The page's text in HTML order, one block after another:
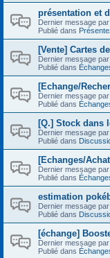
présentation et
Dernier message par
Publié dans
[Vente] Cartes
Dernier message par
Publié dans
[Echange/
Dernier message par
Publié dans
[Q.] Stock dans
Dernier message par
Publié dans
[Echanges/
Dernier message par
Publié dans
estimation
Dernier message par
Publié dans
[échange]
Dernier message par
Publié dans